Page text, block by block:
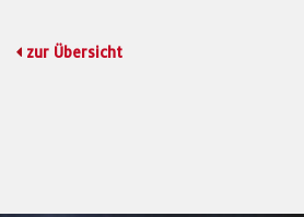
zur Übersicht